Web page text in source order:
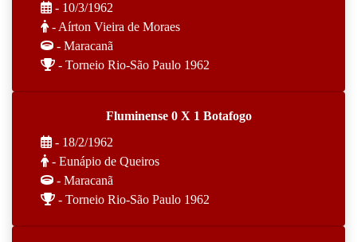
- 10/3/1962
- Aírton Vieira de Moraes
- Maracanã
- Torneio Rio-São Paulo 1962
Fluminense 0 X 1 Botafogo
- 18/2/1962
- Eunápio de Queiros
- Maracanã
- Torneio Rio-São Paulo 1962